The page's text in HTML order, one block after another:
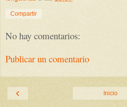
Compartir
No hay comentarios:
Publicar un comentario
‹ Inicio